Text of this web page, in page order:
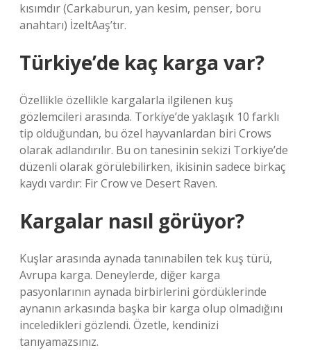
kısımdır (Carkaburun, yan kesim, penser, boru
anahtarı) İzeltAaş’tır.
Türkiye’de kaç karga var?
Özellikle özellikle kargalarla ilgilenen kuş
gözlemcileri arasında. Torkiye’de yaklaşık 10 farklı
tip olduğundan, bu özel hayvanlardan biri Crows
olarak adlandırılır. Bu on tanesinin sekizi Torkiye’de
düzenli olarak görülebilirken, ikisinin sadece birkaç
kaydı vardır: Fir Crow ve Desert Raven.
Kargalar nasıl görüyor?
Kuşlar arasında aynada tanınabilen tek kuş türü,
Avrupa karga. Deneylerde, diğer karga
pasyonlarının aynada birbirlerini gördüklerinde
aynanın arkasında başka bir karga olup olmadığını
inceledikleri gözlendi. Özetle, kendinizi
tanıyamazsınız.